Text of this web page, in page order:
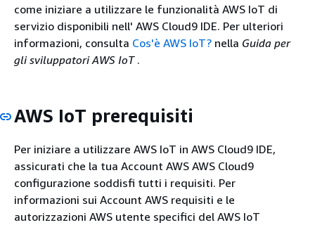
come iniziare a utilizzare le funzionalità AWS IoT di
servizio disponibili nell' AWS Cloud9 IDE. Per ulteriori
informazioni, consulta Cos'è AWS IoT? nella Guida per
gli sviluppatori AWS IoT .
AWS IoT prerequisiti
Per iniziare a utilizzare AWS IoT in AWS Cloud9 IDE,
assicurati che la tua Account AWS AWS Cloud9
configurazione soddisfi tutti i requisiti. Per
informazioni sui Account AWS requisiti e le
autorizzazioni AWS utente specifici del AWS IoT